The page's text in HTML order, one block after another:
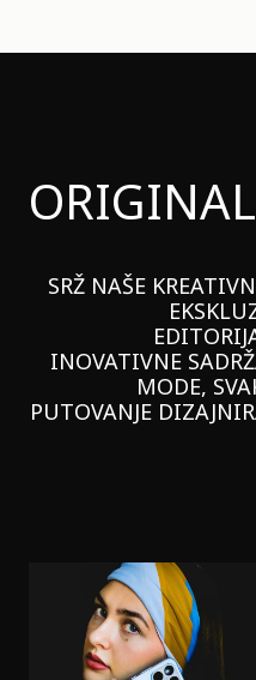
SRŽ NAŠE
INOVATIVNE
MODE,
PUTOVANJE